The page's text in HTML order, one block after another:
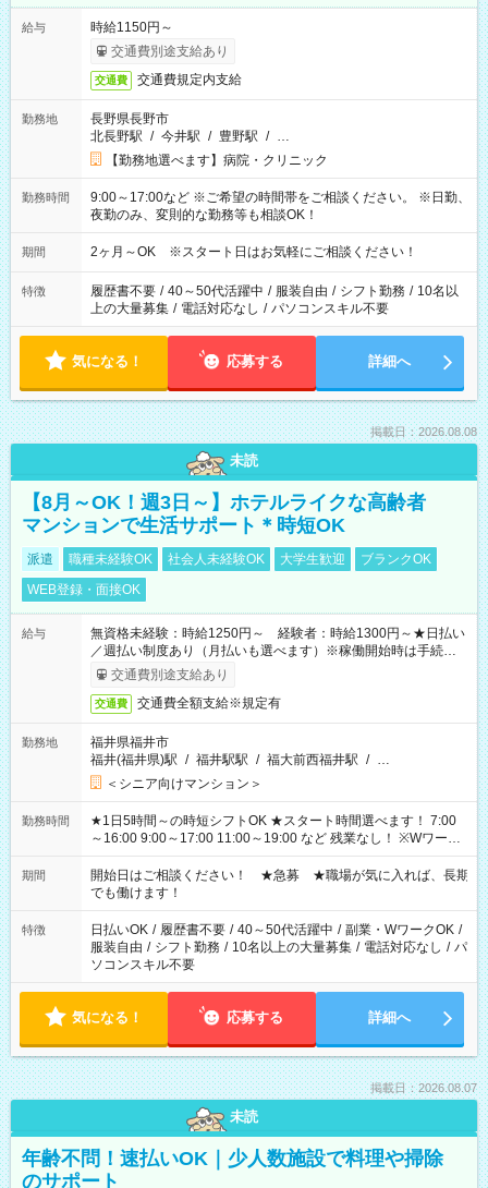
給与
時給1150円～
交通費別途支給あり
交通費 交通費規定内支給
勤務地
長野県長野市
北長野駅 / 今井駅 / 豊野駅 / …
【勤務地選べます】病院・クリニック
勤務時間
9:00～17:00など ※ご希望の時間帯をご相談ください。 ※日勤、
夜勤のみ、変則的な勤務等も相談OK！
期間 2ヶ月～OK ※スタート日はお気軽にご相談ください！
特徴 履歴書不要 / 40～50代活躍中 / 服装自由 / シフト勤務 / 10名以
上の大量募集 / 電話対応なし / パソコンスキル不要
気になる！ 応募する 詳細へ
掲載日：2026.08.08
未読
【8月～OK！週3日～】ホテルライクな高齢者
マンションで生活サポート＊時短OK
派遣 職種未経験OK 社会人未経験OK 大学生歓迎
ブランクOK
WEB登録・面接OK
給与
無資格未経験：時給1250円～ 経験者：時給1300円～★日払い
／週払い制度あり（月払いも選べます）※稼働開始時は手続き完
了次第のお支払いとなります。
交通費別途支給あり
交通費 交通費全額支給※規定有
勤務地
福井県福井市
福井(福井県)駅 / 福井駅駅 / 福大前西福井駅 / …
＜シニア向けマンション＞
勤務時間
★1日5時間～の時短シフトOK ★スタート時間選べます！ 7:00
～16:00 9:00～17:00 11:00～19:00 など 残業なし！ ※Wワーク
の場合、他のお仕事と合わせ週40時間超の就業はご案内できま
せん ※法令に基づき、週20時間以上勤務は社会保険への加入対
象となります ※労働者派遣法（日雇い派遣の原則禁止）によ
り、短時間・短期間の就業はご案内が難しい場合があります
期間
開始日はご相談ください！ ★急募 ★職場が気に入れば、長期
でも働けます！
特徴 日払いOK / 履歴書不要 / 40～50代活躍中 / 副業・WワークOK /
服装自由 / シフト勤務 / 10名以上の大量募集 / 電話対応なし / パ
ソコンスキル不要
気になる！ 応募する 詳細へ
掲載日：2026.08.07
未読
年齢不問！速払いOK｜少人数施設で料理や掃除
のサポート